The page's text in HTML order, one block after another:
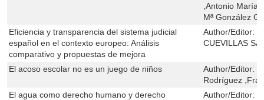
,Antonio María
Mª González
Eficiencia y transparencia del sistema judicial
español en el contexto europeo: Análisis
comparativo y propuestas de mejora
Author/Editor:
CUEVILLAS
El acoso escolar no es un juego de niños Author/Editor:
Rodríguez
El agua como derecho humano y derecho
Author/Editor: